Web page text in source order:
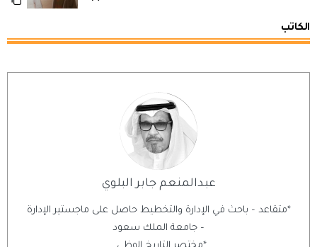
الكاتب
عبدالمنعم جابر البلوي
*متقاعد – باحث في الإدارة والتخطيط حاصل على ماجستير الإدارة
– جامعة الملك سعود